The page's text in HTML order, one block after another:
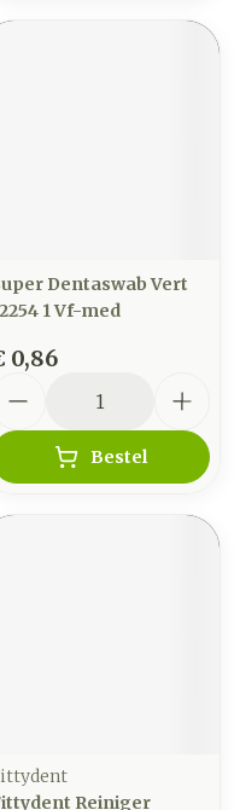
Dentaswab Vert
1 Vf-med
0,86
Bestel
Reiniger